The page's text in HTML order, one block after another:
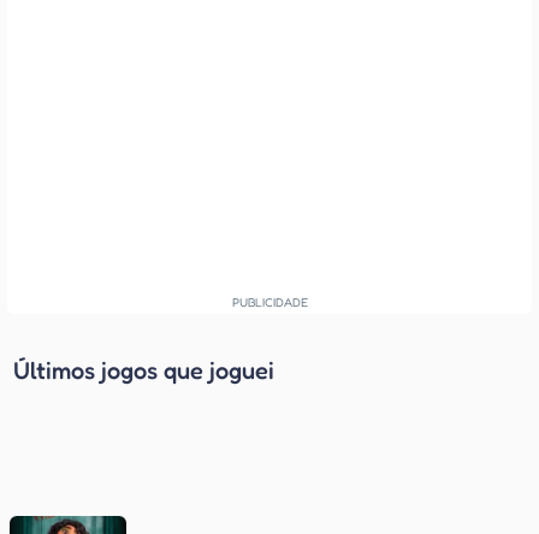
Últimos jogos que joguei